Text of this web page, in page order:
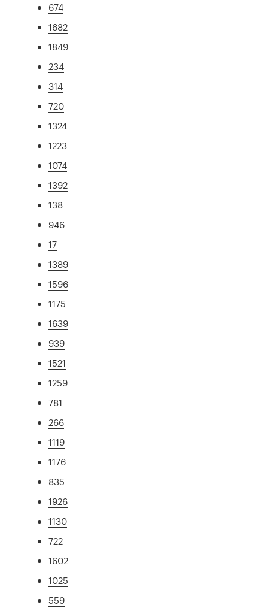
674
1682
1849
234
314
720
1324
1223
1074
1392
138
946
17
1389
1596
1175
1639
939
1521
1259
781
266
1119
1176
835
1926
1130
722
1602
1025
559